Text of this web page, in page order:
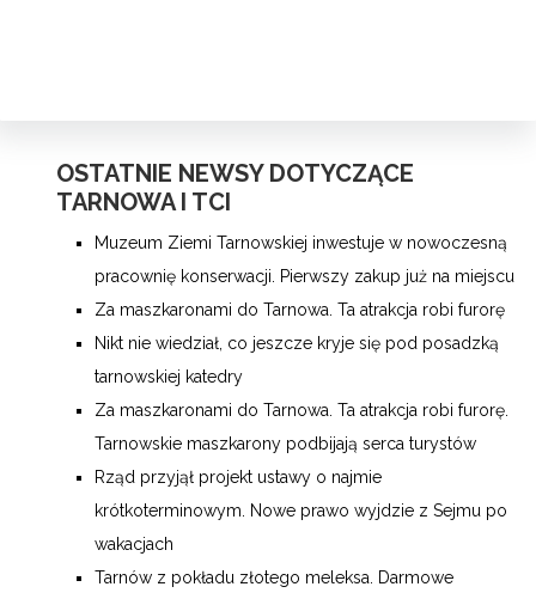
OSTATNIE NEWSY DOTYCZĄCE
TARNOWA I TCI
Muzeum Ziemi Tarnowskiej inwestuje w nowoczesną
pracownię konserwacji. Pierwszy zakup już na miejscu
Za maszkaronami do Tarnowa. Ta atrakcja robi furorę
Nikt nie wiedział, co jeszcze kryje się pod posadzką
tarnowskiej katedry
Za maszkaronami do Tarnowa. Ta atrakcja robi furorę.
Tarnowskie maszkarony podbijają serca turystów
Rząd przyjął projekt ustawy o najmie
krótkoterminowym. Nowe prawo wyjdzie z Sejmu po
wakacjach
Tarnów z pokładu złotego meleksa. Darmowe